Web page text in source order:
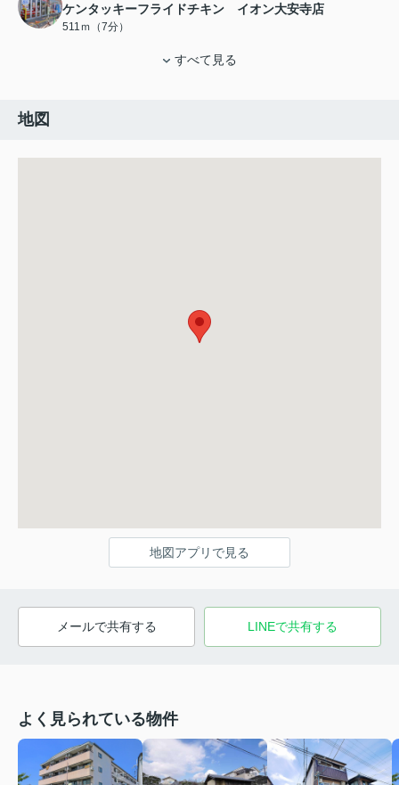
ケンタッキーフライドチキン イオン大安寺店
511ｍ（7分）
すべて見る
地図
地図アプリで見る
メールで共有する LINEで共有する
よく見られている物件